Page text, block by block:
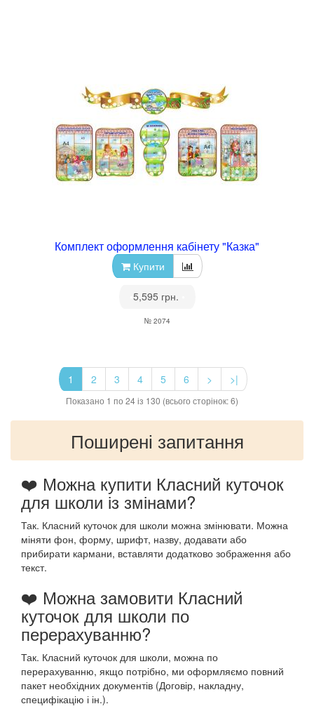
Комплект оформлення кабінету "Казка"
Купити
5,595 грн.
№ 2074
1 2 3 4 5 6 > >|
Показано 1 по 24 із 130 (всього сторінок: 6)
Поширені запитання
❤️ Можна купити Класний куточок
для школи із змінами?
Так. Класний куточок для школи можна змінювати. Можна
міняти фон, форму, шрифт, назву, додавати або
прибирати кармани, вставляти додатково зображення або
текст.
❤️ Можна замовити Класний
куточок для школи по
перерахуванню?
Так. Класний куточок для школи, можна по
перерахуванню, якщо потрібно, ми оформляємо повний
пакет необхідних документів (Договір, накладну,
специфікацію і ін.).